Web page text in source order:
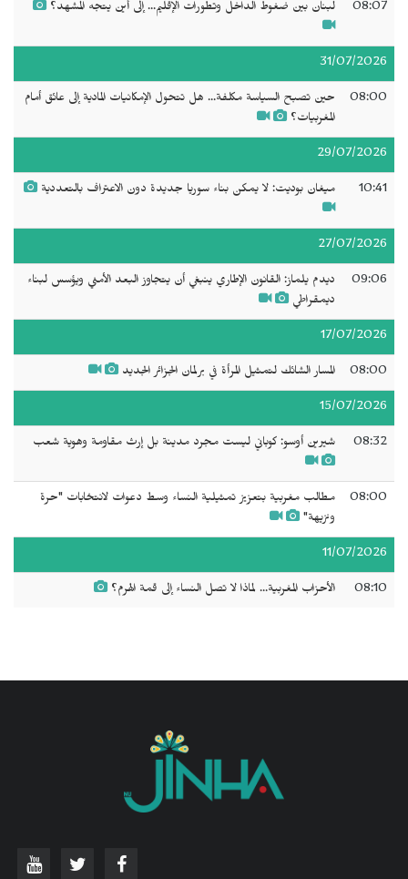
08:07 لبنان بين ضغوط الداخل وتطورات الإقليم... إلى أين يتجه المشهد؟
31/07/2026
08:00
حين تصبح السياسة مكلفة... هل تتحول الإمكانيات المادية إلى عائق أمام
المغربيات؟
29/07/2026
10:41 ميغان بوديت: لا يمكن بناء سوريا جديدة دون الاعتراف بالتعددية
27/07/2026
09:06
ديدم يلماز: القانون الإطاري ينبغي أن يتجاوز البعد الأمني ويؤسس لبناء
ديمقراطي
17/07/2026
08:00 المسار الشائك لتمثيل المرأة في برلمان الجزائر الجديد
15/07/2026
08:32 شيرين أوسو: كوباني ليست مجرد مدينة بل إرث مقاومة وهوية شعب
08:00
مطالب مغربية بتعزيز تمثيلية النساء وسط دعوات لانتخابات "حرة
ونزيهة"
11/07/2026
08:10 الأحزاب المغربية... لماذا لا تصل النساء إلى قمة الهرم؟